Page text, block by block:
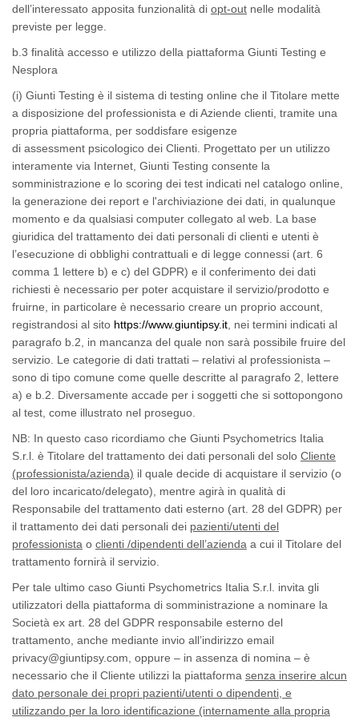
dell’interessato apposita funzionalità di opt-out nelle modalità
previste per legge.
b.3 finalità accesso e utilizzo della piattaforma Giunti Testing e
Nesplora
(i) Giunti Testing è il sistema di testing online che il Titolare mette
a disposizione del professionista e di Aziende clienti, tramite una
propria piattaforma, per soddisfare esigenze
di assessment psicologico dei Clienti. Progettato per un utilizzo
interamente via Internet Giunti Testing consente la
somministrazione e lo scoring dei test indicati nel catalogo online
la generazione dei report e l'archiviazione dei dati, in qualunque
momento e da qualsiasi computer collegato al web. La base
giuridica del trattamento dei dati personali di clienti e utenti è
l’esecuzione di obblighi contrattuali e di legge connessi (art. 6
comma 1 lettere b) e c) del GDPR) e il conferimento dei dati
richiesti è necessario per poter acquistare il servizio/prodotto e
fruirne, in particolare è necessario creare un proprio account
registrandosi al sito https://www.giuntipsy.it , nei termini indicati al
paragrafo b.2, in mancanza del quale non sarà possibile fruire del
servizio. Le categorie di dati trattati – relativi al professionista –
sono di tipo comune come quelle descritte al paragrafo 2, lettere
a) e b.2. Diversamente accade per i soggetti che si sottopongono
al test, come illustrato nel proseguo.
NB: In questo caso ricordiamo che Giunti Psychometrics Italia
S.r.l. è Titolare del trattamento dei dati personali del solo Cliente
(professionista/azienda) il quale decide di acquistare il servizio (o
del loro incaricato/delegato), mentre agirà in qualità di
Responsabile del trattamento dati esterno (art. 28 del GDPR) per
il trattamento dei dati personali dei pazienti/utenti del
professionista o clienti /dipendenti dell’azienda a cui il Titolare del
trattamento fornirà il servizio.
Per tale ultimo caso Giunti Psychometrics Italia S.r.l. invita gli
utilizzatori della piattaforma di somministrazione a nominare la
Società ex art. 28 del GDPR responsabile esterno del
trattamento , anche mediante invio all’indirizzo email
privacy@giuntipsy.com, oppure – in assenza di nomina – è
necessario che il Cliente utilizzi la piattaforma senza inserire alcun
dato personale dei propri pazienti/utenti o dipendenti, e
utilizzando per la loro identificazione (internamente alla propria